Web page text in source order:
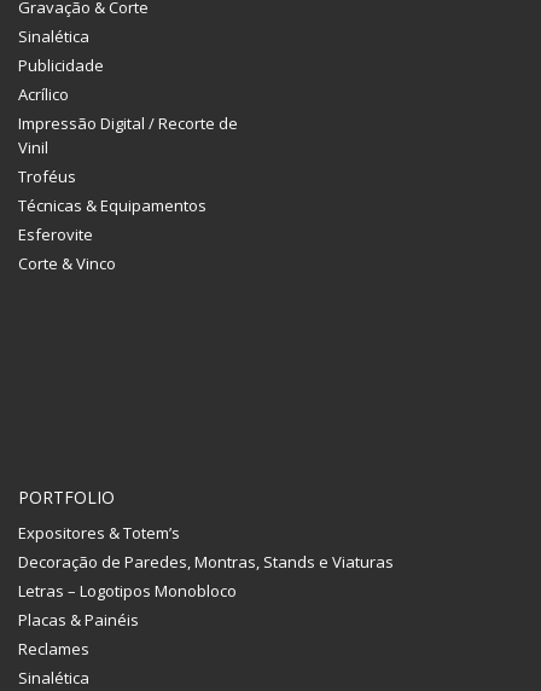
Gravação & Corte
Sinalética
Publicidade
Acrílico
Impressão Digital / Recorte de
Vinil
Troféus
Técnicas & Equipamentos
Esferovite
Corte & Vinco
PORTFOLIO
Expositores & Totem’s
Decoração de Paredes, Montras, Stands e Viaturas
Letras – Logotipos Monobloco
Placas & Painéis
Reclames
Sinalética